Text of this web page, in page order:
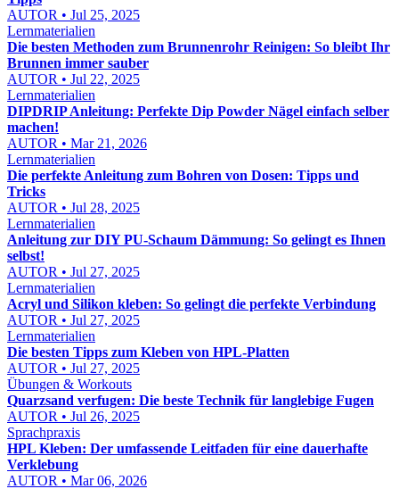
AUTOR • Jul 25, 2025
Lernmaterialien
Die besten Methoden zum Brunnenrohr Reinigen: So bleibt Ihr
Brunnen immer sauber
AUTOR • Jul 22, 2025
Lernmaterialien
DIPDRIP Anleitung: Perfekte Dip Powder Nägel einfach selber
machen!
AUTOR • Mar 21, 2026
Lernmaterialien
Die perfekte Anleitung zum Bohren von Dosen: Tipps und
Tricks
AUTOR • Jul 28, 2025
Lernmaterialien
Anleitung zur DIY PU-Schaum Dämmung: So gelingt es Ihnen
selbst!
AUTOR • Jul 27, 2025
Lernmaterialien
Acryl und Silikon kleben: So gelingt die perfekte Verbindung
AUTOR • Jul 27, 2025
Lernmaterialien
Die besten Tipps zum Kleben von HPL-Platten
AUTOR • Jul 27, 2025
Übungen & Workouts
Quarzsand verfugen: Die beste Technik für langlebige Fugen
AUTOR • Jul 26, 2025
Sprachpraxis
HPL Kleben: Der umfassende Leitfaden für eine dauerhafte
Verklebung
AUTOR • Mar 06, 2026